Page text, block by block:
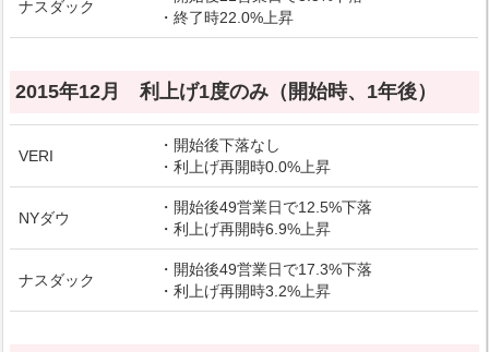
ナスダック
・終了時22.0%上昇
2015年12月 利上げ1度のみ（開始時、1年後）
VERI
・開始後下落なし
・利上げ再開時0.0%上昇
NYダウ
・開始後49営業日で12.5%下落
・利上げ再開時6.9%上昇
ナスダック
・開始後49営業日で17.3%下落
・利上げ再開時3.2%上昇